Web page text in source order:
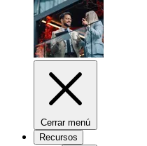
Cerrar menú
Recursos